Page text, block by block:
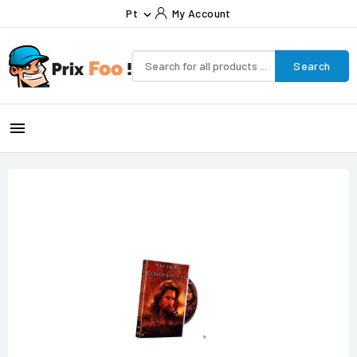
Pt  My Account
Search
